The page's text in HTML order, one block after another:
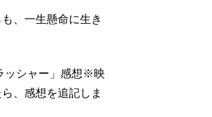
、一生懸命に生き
ッシャー」感想※映
、感想を追記しま